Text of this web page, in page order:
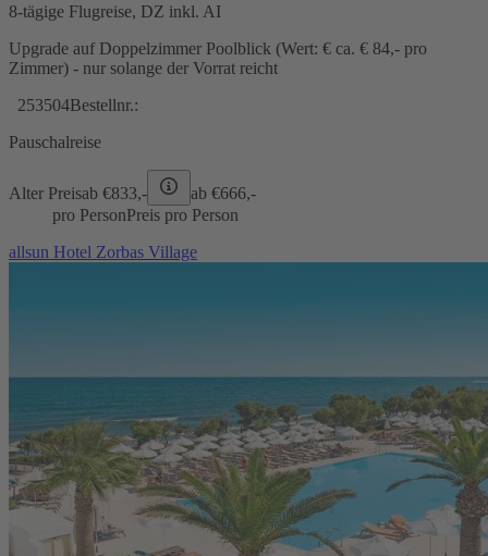
8-tägige Flugreise, DZ inkl. AI
Upgrade auf Doppelzimmer Poolblick (Wert: € ca. € 84,- pro
Zimmer) - nur solange der Vorrat reicht
253504Bestellnr.:
Pauschalreise
Alter Preisab €833,- ab €666,-
pro PersonPreis pro Person
allsun Hotel Zorbas Village